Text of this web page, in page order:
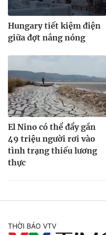
Hungary tiết kiệm điện
giữa đợt nắng nóng
El Nino có thể đẩy gần
49 triệu người rơi vào
tình trạng thiếu lương
thực
THỜI BÁO VTV